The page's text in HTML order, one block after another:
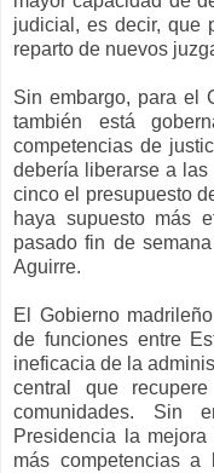
judicial, es decir, que
reparto de nuevos
Sin embargo, para el
también está
competencias de
debería liberarse a
cinco el presupuesto
haya supuesto más
pasado fin de
Aguirre.
El Gobierno
de funciones entre
ineficacia de la
central que
comunidades. Sin
Presidencia la
más competencias a